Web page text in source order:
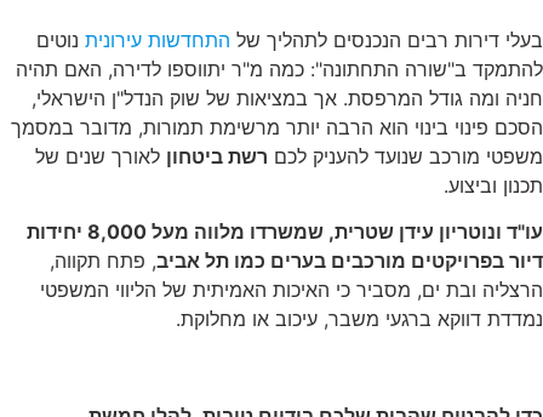
בעלי דירות רבים הנכנסים לתהליך של התחדשות עירונית נוטים
להתמקד ב"שורה התחתונה": כמה מ"ר יתווספו לדירה, האם תהיה
חניה ומה גודל המרפסת. אך במציאות של שוק הנדל"ן הישראלי,
הסכם פינוי בינוי הוא הרבה יותר מרשימת תמורות, מדובר במסמך
משפטי מורכב שנועד להעניק לכם רשת ביטחון לאורך שנים של
תכנון וביצוע.
עו"ד ונוטריון עידן שטרית, שמשרדו מלווה מעל 8,000 יחידות
דיור בפרויקטים מורכבים בערים כמו תל אביב, פתח תקווה,
הרצליה ובת ים, מסביר כי האיכות האמיתית של הליווי המשפטי
נמדדת דווקא ברגעי משבר, עיכוב או מחלוקת.